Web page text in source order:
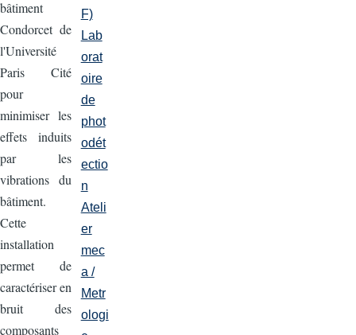
bâtiment
Condorcet de
l'Université
Paris Cité
pour
minimiser les
effets induits
par les
vibrations du
bâtiment.
Cette
installation
permet de
caractériser en
bruit des
composants
F)
Lab
orat
oire
de
phot
odét
ectio
n
Ateli
er
mec
a /
Metr
ologi